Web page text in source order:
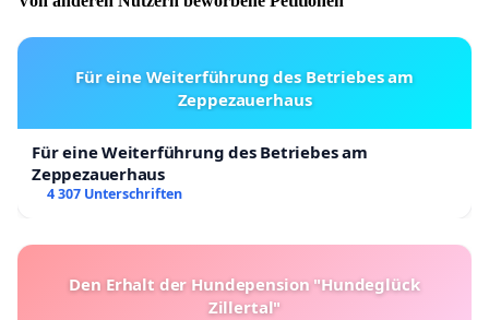
Für eine Weiterführung des Betriebes am
Zeppezauerhaus
Für eine Weiterführung des Betriebes am
Zeppezauerhaus
4 307 Unterschriften
Den Erhalt der Hundepension "Hundeglück
Zillertal"